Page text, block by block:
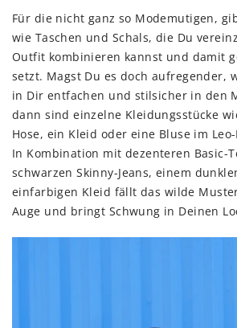
Für die nicht ganz so Modemutigen,
wie Taschen und Schals, die Du
Outfit kombinieren kannst und damit
setzt. Magst Du es doch aufregender,
in Dir entfachen und stilsicher in den
dann sind einzelne Kleidungsstücke
Hose, ein Kleid oder eine Bluse im
In Kombination mit dezenteren Basic-
schwarzen Skinny-Jeans, einem
einfarbigen Kleid fällt das wilde
Auge und bringt Schwung in Deinen